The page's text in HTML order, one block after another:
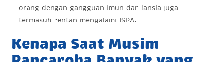
orang dengan gangguan imun dan lansia juga
termasuk rentan mengalami ISPA.
Kenapa Saat Musim